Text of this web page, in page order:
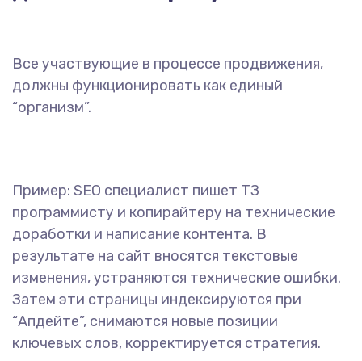
Все участвующие в процессе продвижения,
должны функционировать как единый
“организм”.
Пример: SEO специалист пишет ТЗ
программисту и копирайтеру на технические
доработки и написание контента. В
результате на сайт вносятся текстовые
изменения, устраняются технические ошибки.
Затем эти страницы индексируются при
“Апдейте”, снимаются новые позиции
ключевых слов, корректируется стратегия.